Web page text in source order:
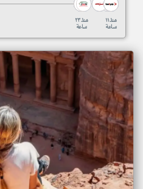
منذ ٢٣
ساعة
منذ ١١
ساعة